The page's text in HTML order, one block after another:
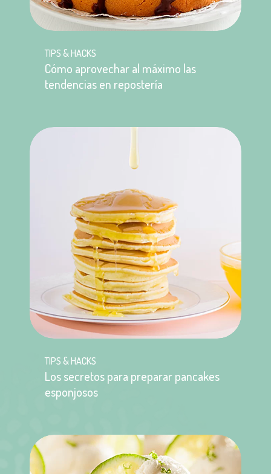
TIPS & HACKS
Cómo aprovechar al máximo las
tendencias en repostería
TIPS & HACKS
Los secretos para preparar pancakes
esponjosos